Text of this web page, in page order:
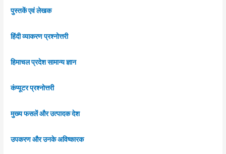
पुस्तकें एवं लेखक
हिंदी व्याकरण प्रश्नोत्तरी
हिमाचल प्रदेश सामान्य ज्ञान
कंप्यूटर प्रश्नोत्तरी
मुख्य फसलें और उत्पादक देश
उपकरण और उनके अविष्कारक